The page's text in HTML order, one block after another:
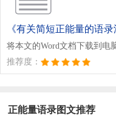
《有关简短正能量的语录
将本文的Word文档下载到电
推荐度：
正能量语录图文推荐